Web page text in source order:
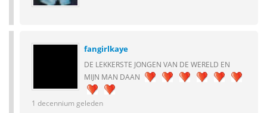
fangirlkaye
DE LEKKERSTE JONGEN VAN DE WERELD EN
MIJN MAN DAAN
1 decennium geleden